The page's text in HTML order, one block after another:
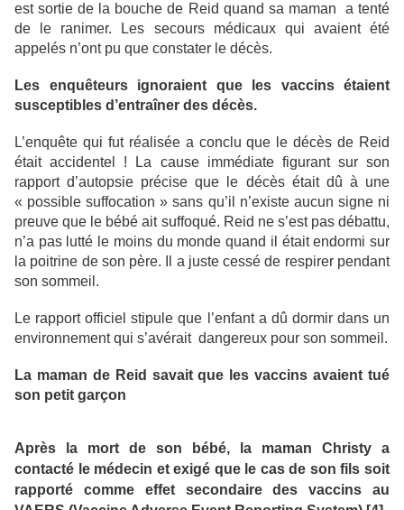
est sortie de la bouche de Reid quand sa maman a tenté
de le ranimer. Les secours médicaux qui avaient été
appelés n’ont pu que constater le décès.
Les enquêteurs ignoraient que les vaccins étaient
susceptibles d’entraîner des décès.
L’enquête qui fut réalisée a conclu que le décès de Reid
était accidentel ! La cause immédiate figurant sur son
rapport d’autopsie précise que le décès était dû à une
« possible suffocation » sans qu’il n’existe aucun signe ni
preuve que le bébé ait suffoqué. Reid ne s’est pas débattu,
n’a pas lutté le moins du monde quand il était endormi sur
la poitrine de son père. Il a juste cessé de respirer pendant
son sommeil.
Le rapport officiel stipule que l’enfant a dû dormir dans un
environnement qui s’avérait dangereux pour son sommeil.
La maman de Reid savait que les vaccins avaient tué
son petit garçon
Après la mort de son bébé, la maman Christy a
contacté le médecin et exigé que le cas de son fils soit
rapporté comme effet secondaire des vaccins au